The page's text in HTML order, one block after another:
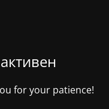
for your patience!